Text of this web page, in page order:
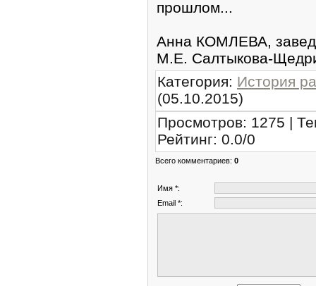
прошлом...
Анна КОМЛЕВА,
М.Е. Салтыкова-
Категория: История
(05.10.2015)
Просмотров: 1275 |
Рейтинг: 0.0/0
Всего комментариев: 0
Имя *:
Email *: